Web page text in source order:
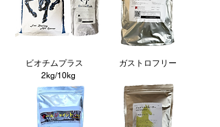
ビオチムプラス
2kg/10kg
ガストロフリー